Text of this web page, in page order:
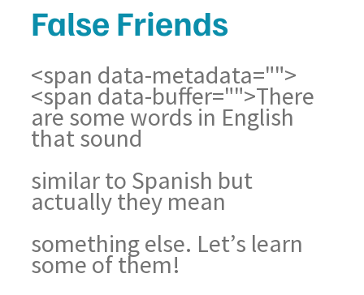
False Friends
<span data-metadata="">
<span data-buffer="">There
are some words in English
that sound
similar to Spanish but
actually they mean
something else. Let’s learn
some of them!